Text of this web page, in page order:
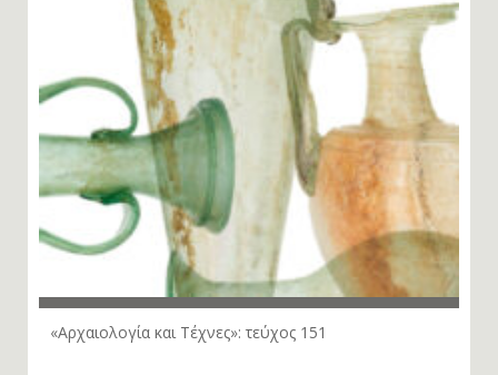
«Αρχαιολογία και Τέχνες»: τεύχος 151